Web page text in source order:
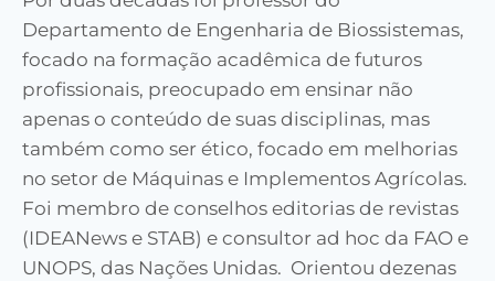
Departamento de Engenharia de Biossistemas,
focado na formação acadêmica de futuros
profissionais, preocupado em ensinar não
apenas o conteúdo de suas disciplinas, mas
também como ser ético, focado em melhorias
no setor de Máquinas e Implementos Agrícolas.
Foi membro de conselhos editorias de revistas
(IDEANews e STAB) e consultor ad hoc da FAO e
UNOPS, das Nações Unidas. Orientou dezenas